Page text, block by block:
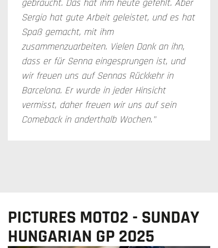
gebraucht. Das hat ihm heute gefehlt. Aber
Sergio hat gute Arbeit geleistet, und es hat
Spaß gemacht, mit ihm
zusammenzuarbeiten. Vielen Dank an ihn,
dass er für Senna eingesprungen ist, und
wir freuen uns auf Sennas Rückkehr in
Barcelona. Er wurde in jeder Hinsicht
vermisst, daher freuen wir uns auf sein
Comeback in anderthalb Wochen."
PICTURES MOTO2 - SUNDAY
HUNGARIAN GP 2025